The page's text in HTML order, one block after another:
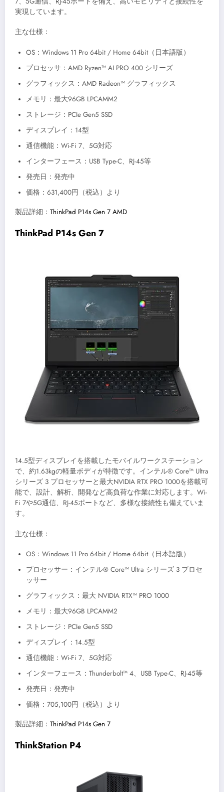
実現しています。
主な仕様：
OS：Windows 11 Pro 64bit / Home 64bit（日本語版）
プロセッサ：AMD Ryzen™ AI PRO 400 シリーズ
グラフィックス：AMD Radeon™ グラフィックス
メモリ：最大96GB LPCAMM2
ストレージ：PCIe Gen5 SSD
ディスプレイ：14型
通信機能：Wi-Fi 7、5G対応
インターフェース：USB Type-C、RJ-45等
発売日：発売中
価格：631,400円（税込）より
製品詳細： ThinkPad P14s Gen 7 AMD
ThinkPad P14s Gen 7
14.5型ディスプレイを搭載したモバイルワークステーション
で、約1.63kgの軽量ボディが特徴です。インテル® Core™ Ultra
シリーズ 3 プロセッサーと最大NVIDIA RTX PRO 1000を搭載可
能で、設計、解析、開発など高負荷な作業に対応します。Wi-
Fi 7や5G通信、RJ-45ポートなど、多様な接続性も備えていま
す。
主な仕様：
OS：Windows 11 Pro 64bit / Home 64bit（日本語版）
プロセッサー：インテル® Core™ Ultra シリーズ 3 プロセ
ッサー
グラフィックス：最大 NVIDIA RTX™ PRO 1000
メモリ：最大96GB LPCAMM2
ストレージ：PCIe Gen5 SSD
ディスプレイ：14.5型
通信機能：Wi-Fi 7、5G対応
インターフェース：Thunderbolt™ 4、USB Type-C、RJ-45等
発売日：発売中
価格：705,100円（税込）より
製品詳細： ThinkPad P14s Gen 7
ThinkStation P4